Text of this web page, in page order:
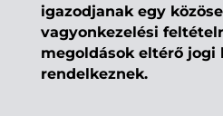
igazodjanak egy
vagyonkezelési
megoldások eltérő jogi
rendelkeznek.